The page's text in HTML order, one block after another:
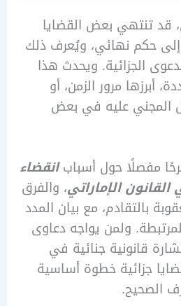
بعض القضايا
نهائي، ويُعرف ذلك
ويحدث هذا
مرور الزمن، أو
عليه في بعض
حول أسبابانقضاء
الإماراتي، والفرق
مع بيان المدد
ولمن يواجه دعاوى
جنائية في
خطوة أساسية